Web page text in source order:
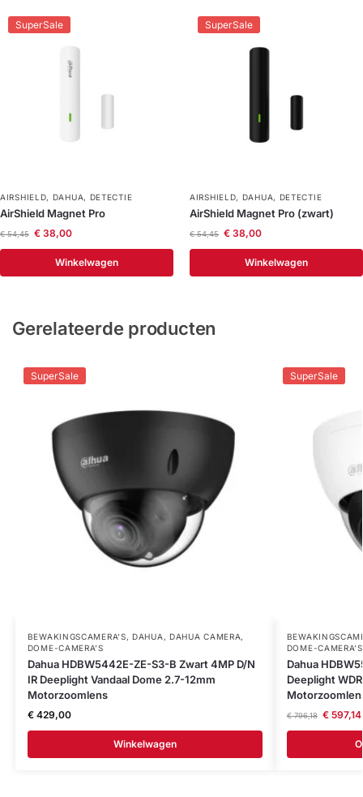
SuperSale
AIRSHIELD, DAHUA, DETECTIE
AirShield Magnet Pro
€54,45 €38,00
Winkelwagen
SuperSale
AIRSHIELD, DAHUA, DETECTIE
AirShield Magnet Pro (zwart)
€54,45 €38,00
Winkelwagen
Gerelateerde producten
SuperSale
BEWAKINGSCAMERA'S,DAHUA , DAHUA CAMERA,
DOME-CAMERA’S
Dahua HDBW5442E-ZE-S3-B Zwart 4MP D/N
IR Deeplight Vandaal Dome 2.7-12mm
Motorzoomlens
€429,00
Winkelwagen
SuperSale
DOME-CAMERA’S
Dahua
Deeplight
€796,18 €597,14